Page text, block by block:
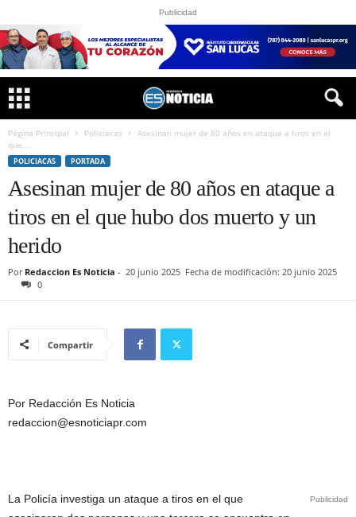
Publicidad
Página Principal Policiacas
Asesinan mujer de 80 años en ataque a tiros en el
que...
POLICIACAS PORTADA
Asesinan mujer de 80 años en ataque a
tiros en el que hubo dos muerto y un
herido
Por Redaccion Es Noticia - 20 junio 2025 Fecha de modificación: 20 junio 2025
0
Compartir
Por Redacción Es Noticia
redaccion@esnoticiapr.com
Publicidad
La Policía investiga un ataque a tiros en el que